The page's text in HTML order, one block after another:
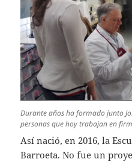
Durante años ha formado junto
personas que hoy trabajan en
Así nació, en 2016, la
Barroeta. No fue un